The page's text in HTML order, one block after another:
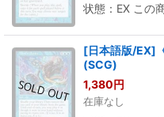
状態：EX この
[日本語版/EX]
(SCG)
1,380円
在庫なし